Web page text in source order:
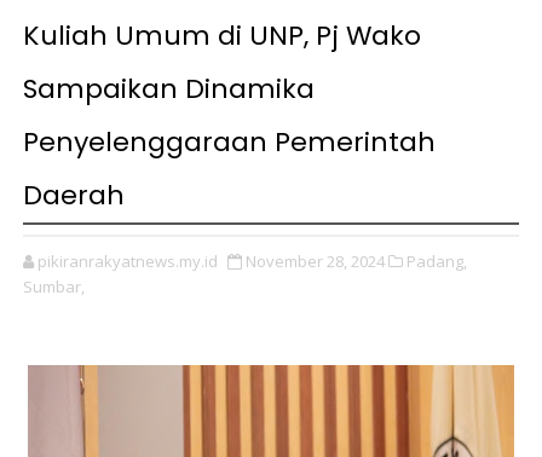
Kuliah Umum di UNP, Pj Wako
Sampaikan Dinamika
Penyelenggaraan Pemerintah
Daerah
pikiranrakyatnews.my.id November 28, 2024
Padang,
Sumbar,